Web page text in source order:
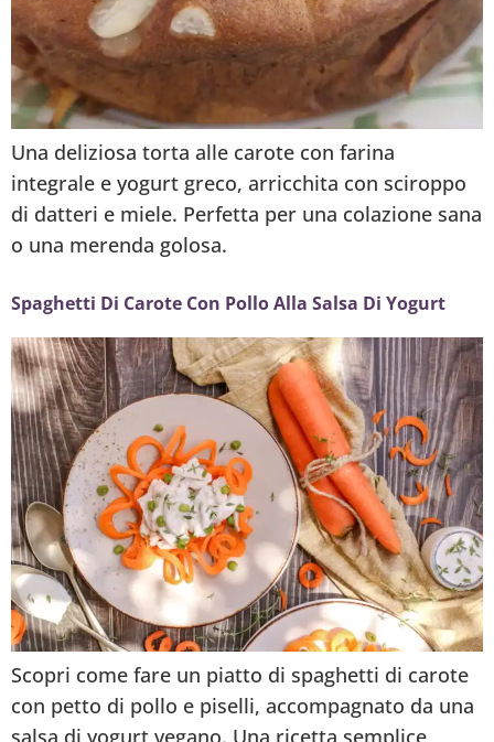
Una deliziosa torta alle carote con farina
integrale e yogurt greco, arricchita con sciroppo
di datteri e miele. Perfetta per una colazione sana
o una merenda golosa.
Spaghetti Di Carote Con Pollo Alla Salsa Di Yogurt
Scopri come fare un piatto di spaghetti di carote
con petto di pollo e piselli, accompagnato da una